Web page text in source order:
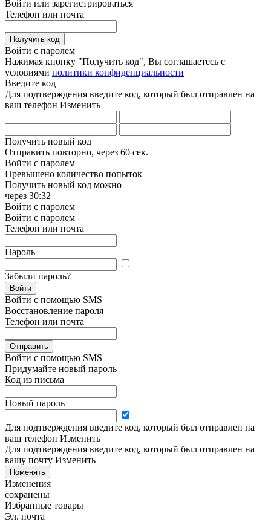
Войти или зарегистрироваться
Телефон или почта
Получить код
Войти с паролем
Нажимая кнопку "Получить код", Вы соглашаетесь с
условиями политики конфиденциальности
Введите код
Для подтверждения введите код, который был отправлен на
ваш телефон Изменить
Получить новый код
Отправить повторно, через 60 сек.
Войти с паролем
Превышено количество попыток
Получить новый код можно
через 30:32
Войти с паролем
Войти с паролем
Телефон или почта
Пароль
Забыли пароль?
Войти
Войти с помощью SMS
Восстановление пароля
Телефон или почта
Отправить
Войти с помощью SMS
Придумайте новый пароль
Код из письма
Новый пароль
Для подтверждения введите код, который был отправлен на
ваш телефон Изменить
Для подтверждения введите код, который был отправлен на
вашу почту Изменить
Поменять
Изменения
сохранены
Избранные товары
Эл. почта